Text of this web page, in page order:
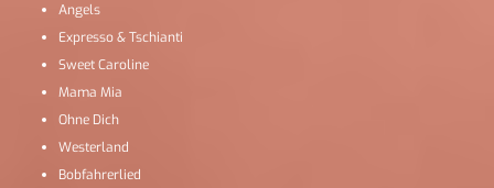
Angels
Expresso & Tschianti
Sweet Caroline
Mama Mia
Ohne Dich
Westerland
Bobfahrerlied